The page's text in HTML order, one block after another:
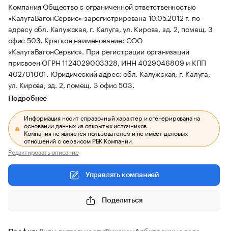
Компания Общество с ограниченной ответственностью
«КалугаВагонСервис» зарегистрирована 10.05.2012 г. по
адресу обл. Калужская, г. Калуга, ул. Кирова, зд. 2, помещ. 3
офис 503. Краткое наименование: ООО
«КалугаВагонСервис». При регистрации организации
присвоен ОГРН 1124029003328, ИНН 4029046809 и КПП
402701001. Юридический адрес: обл. Калужская, г. Калуга,
ул. Кирова, зд. 2, помещ. 3 офис 503.
Подробнее
Информация носит справочный характер и сгенерирована на
основании данных из открытых источников.
Компания не является пользователем и не имеет деловых
отношений с сервисом РБК Компании.
Редактировать описание
Управлять компанией
Поделиться